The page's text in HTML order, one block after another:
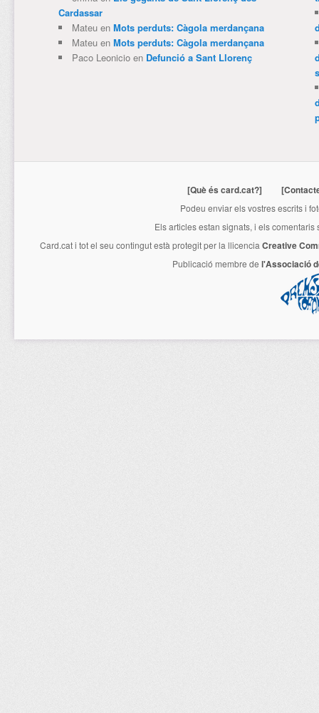
Cardassar
Mateuen Mots perduts: Càgola merdançana
Mateuen Mots perduts: Càgola merdançana
Paco Leonicioen Defunció a Sant Llorenç
[Què és card.cat?]
Podeu enviar els vostres escrits i
Els articles estan signats, i els
Card.cati tot el seu contingut està protegit per la llicencia Creative
Publicació membre de l'Associació